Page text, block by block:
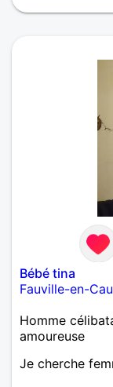
Bébé tina
Fauville-en-
Homme
amoureuse
Je cherche